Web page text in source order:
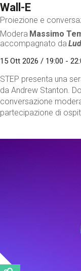
Wall-E
Proiezione e
Modera Massimo
accompagnato da
15 Ott 2026 / 19:00 -
STEP presenta una
da Andrew Stanton.
conversazione
partecipazione di